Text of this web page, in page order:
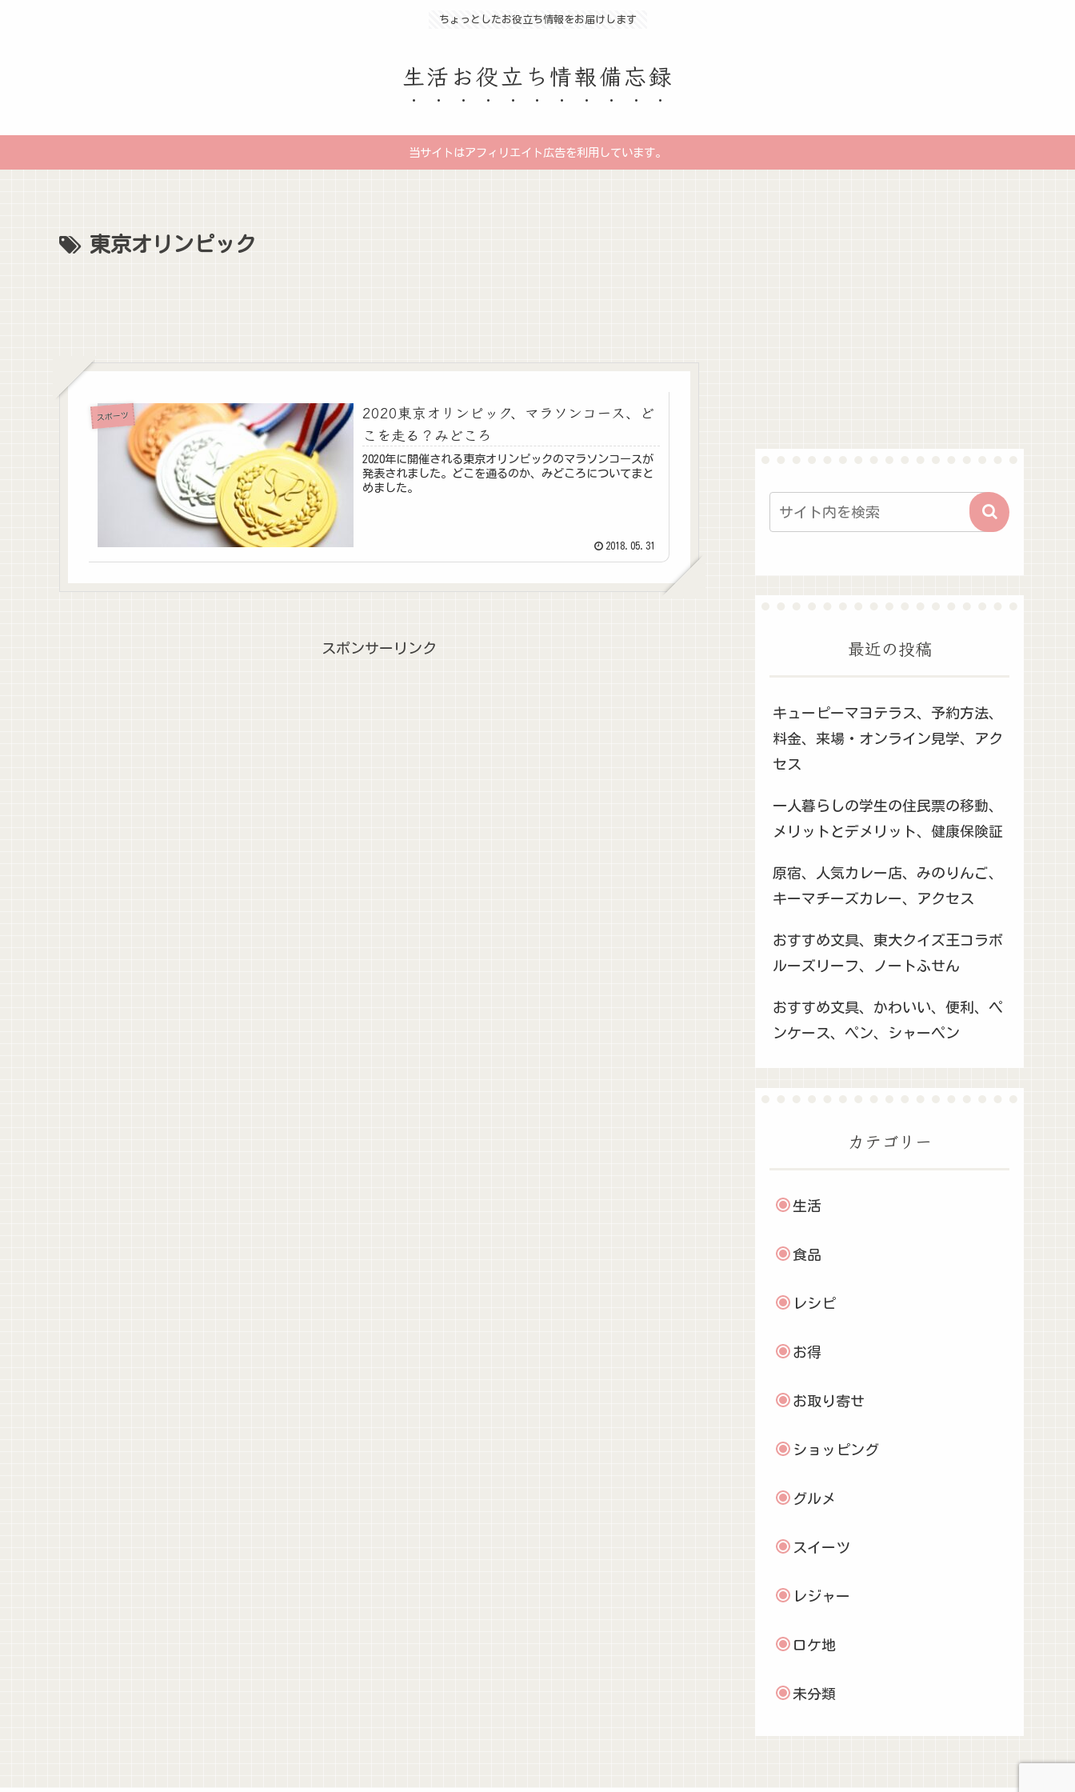
ちょっとしたお役立ち情報をお届けします
生活お役立ち情報備忘録
当サイトはアフィリエイト広告を利用しています。
東京オリンピック
スポーツ
2020東京オリンピック、マラソンコース、ど
こを走る？みどころ
2020年に開催される東京オリンピックのマラソンコースが
発表されました。どこを通るのか、みどころについてまと
めました。
2018.05.31
スポンサーリンク 最近の投稿
キューピーマヨテラス、予約方法、
料金、来場・オンライン見学、アク
セス
一人暮らしの学生の住民票の移動、
メリットとデメリット、健康保険証
原宿、人気カレー店、みのりんご、
キーマチーズカレー、アクセス
おすすめ文具、東大クイズ王コラボ
ルーズリーフ、ノートふせん
おすすめ文具、かわいい、便利、ペ
ンケース、ペン、シャーペン
カテゴリー
生活
食品
レシピ
お得
お取り寄せ
ショッピング
グルメ
スイーツ
レジャー
ロケ地
未分類